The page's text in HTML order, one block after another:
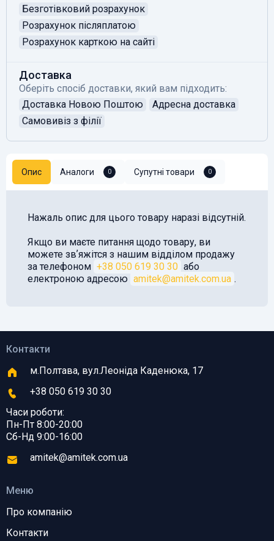
Безготівковий розрахунок
Розрахунок післяплатою
Розрахунок карткою на сайті
Доставка
Оберіть спосіб доставки, який вам підходить:
Доставка Новою Поштою
Адресна доставка
Самовивіз з філії
Опис Аналоги 0 Супутні товари 0
Нажаль опис для цього товару наразі відсутній.
Якщо ви маєте питання щодо товару, ви
можете звʼяжітся з нашим відділом продажу
за телефоном +38 050 619 30 30 або
електроною адресою amitek@amitek.com.ua .
Меню
Про компанію
Контакти
Контакти
м.Полтава, вул.Леоніда Каденюка, 17
+38 050 619 30 30
Часи роботи:
Пн-Пт 8:00-20:00
Сб-Нд 9:00-16:00
amitek@amitek.com.ua